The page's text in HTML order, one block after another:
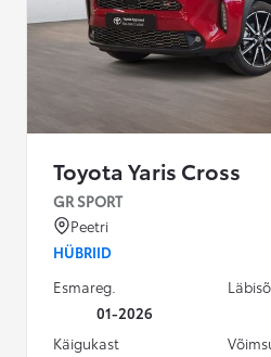
Toyota Yaris Cross
GR SPORT
Peetri
HÜBRIID
Esmareg.
01-2026
Käigukast